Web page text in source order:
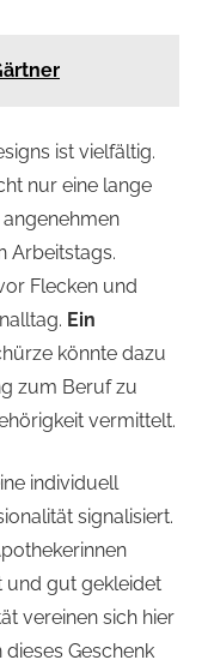
ist vielfältig.
nur eine lange
Arbeitstags.
Flecken und
Ein
könnte dazu
zum Beruf zu
vermittelt.
individuell
signalisiert.
und gut gekleidet
vereinen sich hier
Geschenk